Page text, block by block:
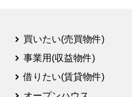
買いたい(売買物件)
事業用(収益物件)
借りたい(賃貸物件)